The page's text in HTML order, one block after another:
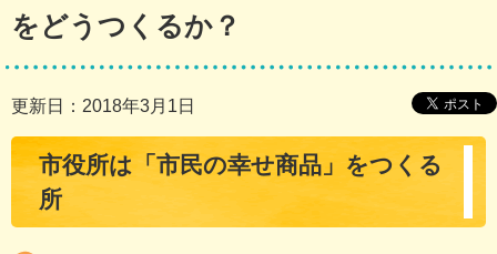
をどうつくるか？
更新日：2018年3月1日
市役所は「市民の幸せ商品」をつくる
所